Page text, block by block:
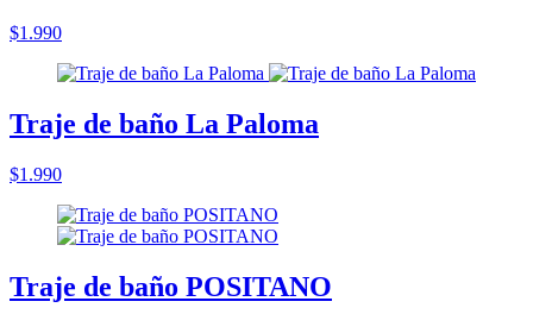
$1.990
Traje de baño La Paloma
$1.990
Traje de baño POSITANO